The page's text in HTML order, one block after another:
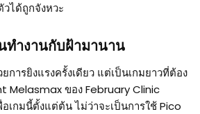
ได้ถูกจังหวะ
ทำงานกับฝ้ามานาน
ารยิงแรงครั้งเดียว แต่เป็นเกมยาวที่ต้อง
Melasmax ของ February Clinic
เกมนี้ตั้งแต่ต้น ไม่ว่าจะเป็นการใช้ Pico